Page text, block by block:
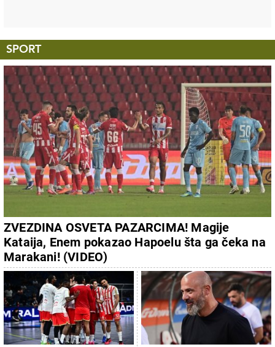
SPORT
ZVEZDINA OSVETA PAZARCIMA! Magije
Kataija, Enem pokazao Hapoelu šta ga čeka na
Marakani! (VIDEO)